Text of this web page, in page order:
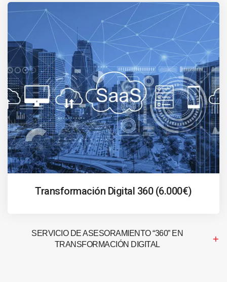
Transformación Digital 360 (6.000€)
SERVICIO DE ASESORAMIENTO “360” EN
TRANSFORMACIÓN DIGITAL